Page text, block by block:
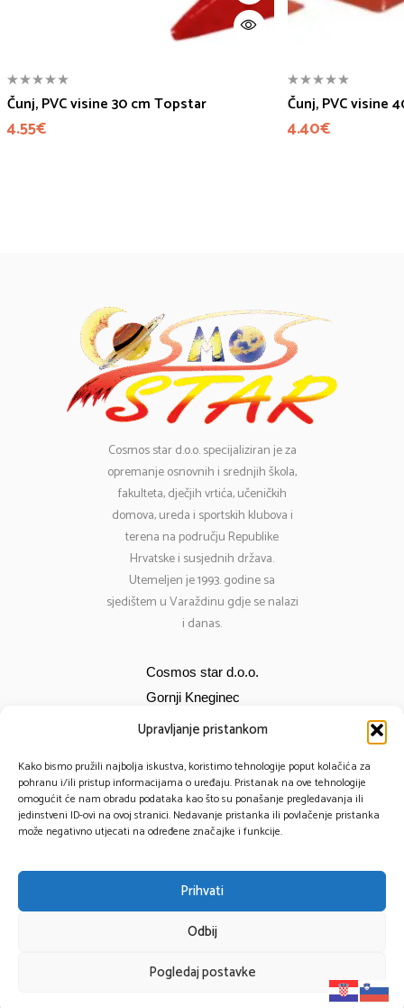
Upravljanje pristankom
Kako bismo pružili najbolja iskustva, koristimo tehnologije poput kolačića za
pohranu i/ili pristup informacijama o uređaju. Pristanak na ove tehnologije
omogućit će nam obradu podataka kao što su ponašanje pregledavanja ili
jedinstveni ID-ovi na ovoj stranici. Nedavanje pristanka ili povlačenje pristanka
može negativno utjecati na određene značajke i funkcije.
Prihvati
Odbij
Pogledaj postavke
Search
Čunj, PVC visine 30 cm Topstar
4.55€
Čunj, PVC visine
4.40€
Cosmosstar d.o.o. specijaliziran je za
opremanje osnovnih i srednjih škola,
fakulteta, dječjih vrtića, učeničkih
domova, ureda i sportskih klubova i
terena na području Republike
Hrvatske i susjednih država.
Utemeljen je 1993. godine sa
sjedištem u Varaždinu gdje se nalazi
i danas.
Cosmos star d.o.o.
Gornji Kneginec
Bana Jelačića 12
Tel: 098 284 634
091 430 1093
© 2025 – Cosmos Star All Rights Reserved.
Powered by TomTech
Privacy PolicyCookie PolicyImpressum